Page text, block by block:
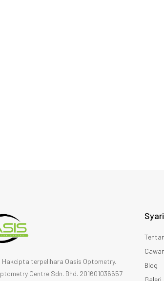
terpelihara Oasis Optometry.
Centre Sdn. Bhd. 201601036657
Blog
Galeri